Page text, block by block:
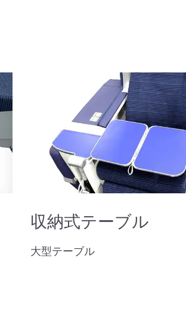
収納式テーブル
大型テーブル